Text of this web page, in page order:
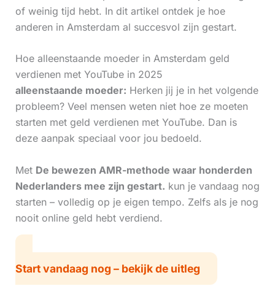
of weinig tijd hebt. In dit artikel ontdek je hoe
anderen in Amsterdam al succesvol zijn gestart.
Hoe alleenstaande moeder in Amsterdam geld
verdienen met YouTube in 2025
alleenstaande moeder: Herken jij je in het volgende
probleem? Veel mensen weten niet hoe ze moeten
starten met geld verdienen met YouTube. Dan is
deze aanpak speciaal voor jou bedoeld.
Met De bewezen AMR-methode waar honderden
Nederlanders mee zijn gestart. kun je vandaag nog
starten – volledig op je eigen tempo. Zelfs als je nog
nooit online geld hebt verdiend.
Start vandaag nog – bekijk de uitleg